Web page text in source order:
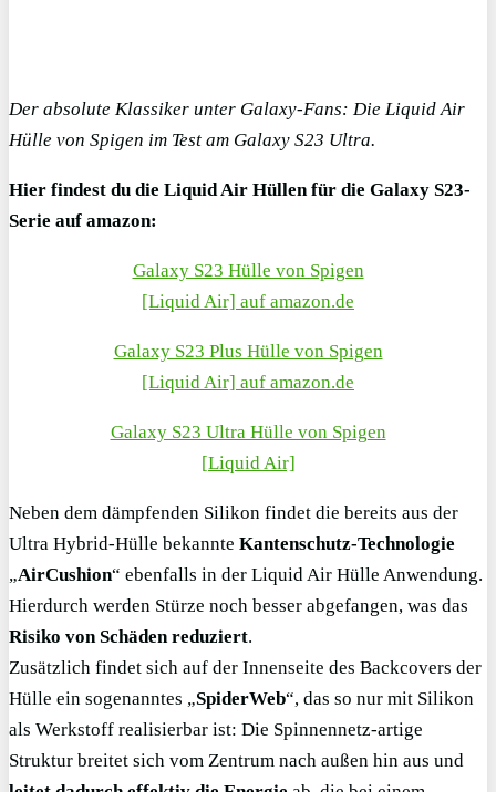
Der absolute Klassiker unter Galaxy-Fans: Die Liquid Air
Hülle von Spigen im Test am Galaxy S23 Ultra.
Hier findest du die Liquid Air Hüllen für die Galaxy S23-
Serie auf amazon:
Galaxy S23 Hülle von Spigen
[Liquid Air] auf amazon.de
Galaxy S23 Plus Hülle von Spigen
[Liquid Air] auf amazon.de
Galaxy S23 Ultra Hülle von Spigen
[Liquid Air]
Neben dem dämpfenden Silikon findet die bereits aus der
Ultra Hybrid-Hülle bekannte Kantenschutz-Technologie
„AirCushion“ ebenfalls in der Liquid Air Hülle Anwendung.
Hierdurch werden Stürze noch besser abgefangen, was das
Risiko von Schäden reduziert.
Zusätzlich findet sich auf der Innenseite des Backcovers der
Hülle ein sogenanntes „SpiderWeb“, das so nur mit Silikon
als Werkstoff realisierbar ist: Die Spinnennetz-artige
Struktur breitet sich vom Zentrum nach außen hin aus und